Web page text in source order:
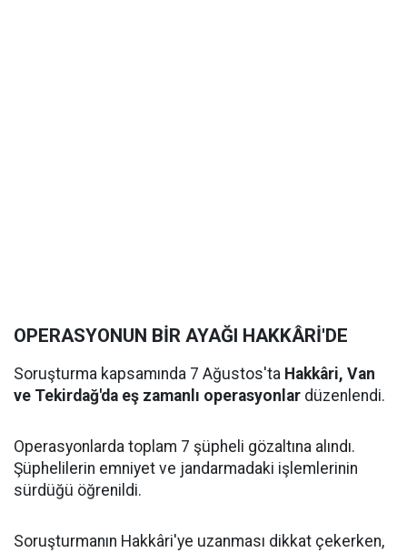
OPERASYONUN BİR AYAĞI HAKKÂRİ'DE
Soruşturma kapsamında 7 Ağustos'ta Hakkâri, Van
ve Tekirdağ'da eş zamanlı operasyonlar düzenlendi.
Operasyonlarda toplam 7 şüpheli gözaltına alındı.
Şüphelilerin emniyet ve jandarmadaki işlemlerinin
sürdüğü öğrenildi.
Soruşturmanın Hakkâri'ye uzanması dikkat çekerken,